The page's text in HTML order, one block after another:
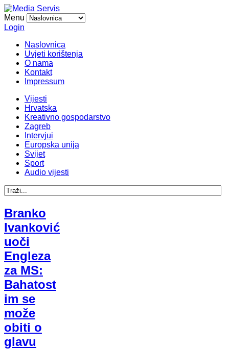
Menu
Login
Naslovnica
Uvjeti korištenja
O nama
Kontakt
Impressum
Vijesti
Hrvatska
Kreativno gospodarstvo
Zagreb
Intervjui
Europska unija
Svijet
Sport
Audio vijesti
Branko
Ivanković
uoči
Engleza
za MS:
Bahatost
im se
može
obiti o
glavu